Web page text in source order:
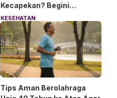
Kecapekan? Begini
Penjelasan Dokter RS Sari
Asih Bintaro
KESEHATAN
Tips Aman Berolahraga